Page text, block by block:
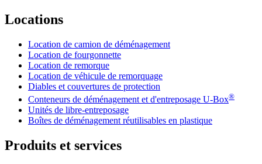
Locations
Location de camion de déménagement
Location de fourgonnette
Location de remorque
Location de véhicule de remorquage
Diables et couvertures de protection
Conteneurs de déménagement et d'entreposage U-Box®
Unités de libre-entreposage
Boîtes de déménagement réutilisables en plastique
Produits et services